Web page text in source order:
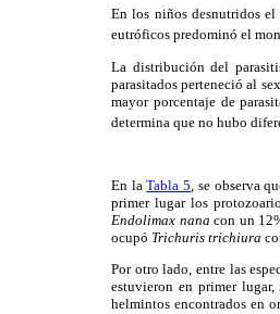
En los niños desnutridos
eutróficos predominó el
La distribución del
parasitados perteneció al
mayor porcentaje de
determina que no hubo
En laTabla 5, se observa
primer lugar los
Endolimax nana con un
ocupó Trichuris trichiura
Por otro lado, entre las
estuvieron en primer lugar,
helmintos encontrados en